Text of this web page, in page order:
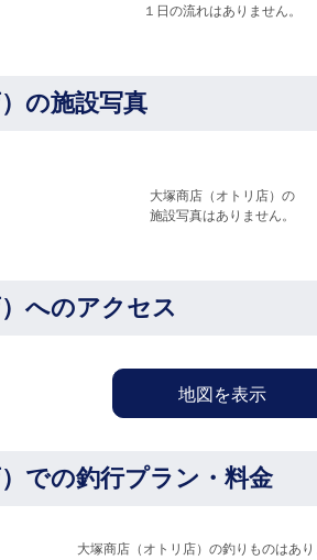
１日の流れはありません。
の施設写真
大塚商店（オトリ店）の
施設写真はありません。
へのアクセス
地図を表示
での釣行プラン・料金
大塚商店（オトリ店）の釣りものはあり